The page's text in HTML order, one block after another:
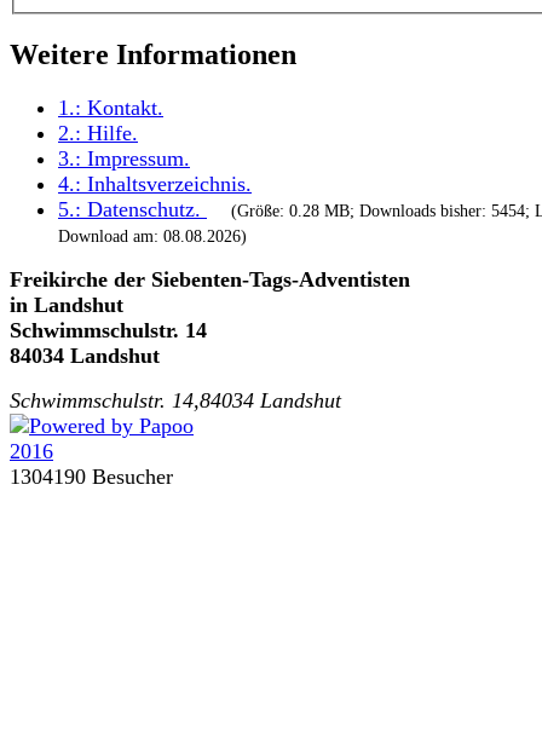
Weitere Informationen
1.: Kontakt.
2.: Hilfe.
3.: Impressum.
4.: Inhaltsverzeichnis.
5.: Datenschutz.
(Größe: 0.28 MB; Downloads bisher: 5454;
Download am: 08.08.2026)
Freikirche der Siebenten-Tags-Adventisten
in Landshut
Schwimmschulstr. 14
84034 Landshut
Schwimmschulstr. 14,84034 Landshut
1304190 Besucher